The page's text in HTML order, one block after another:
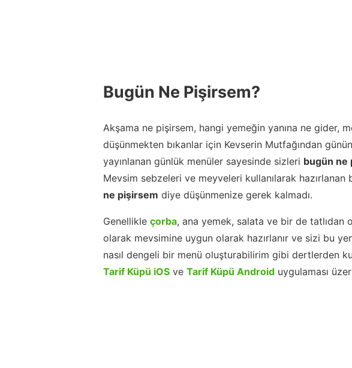
Bugün Ne Pişirsem?
Akşama ne pişirsem, hangi yemeğin yanına ne gider,
düşünmekten bıkanlar için Kevserin Mutfağından
yayınlanan günlük menüler sayesinde sizleri bugün ne
Mevsim sebzeleri ve meyveleri kullanılarak hazırlanan
ne pişirsem diye düşünmenize gerek kalmadı.
Genellikle çorba, ana yemek, salata ve bir de tatlıdan
olarak mevsimine uygun olarak hazırlanır ve sizi bu
nasıl dengeli bir menü oluşturabilirim gibi dertlerden
Tarif Küpü iOS ve Tarif Küpü Android uygulaması